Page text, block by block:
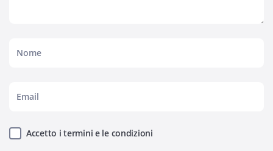
Accetto i termini e le condizioni